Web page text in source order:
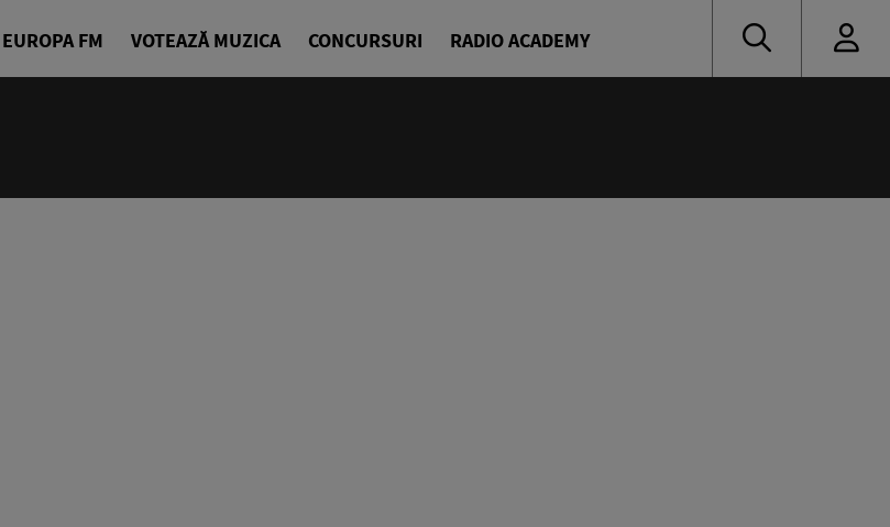
FM VOTEAZĂ MUZICA CONCURSURI RADIO ACADEMY